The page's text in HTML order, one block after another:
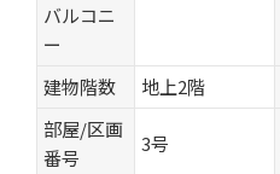
バルコニ
ー
建物階数 地上2階
部屋/区画
番号
3号